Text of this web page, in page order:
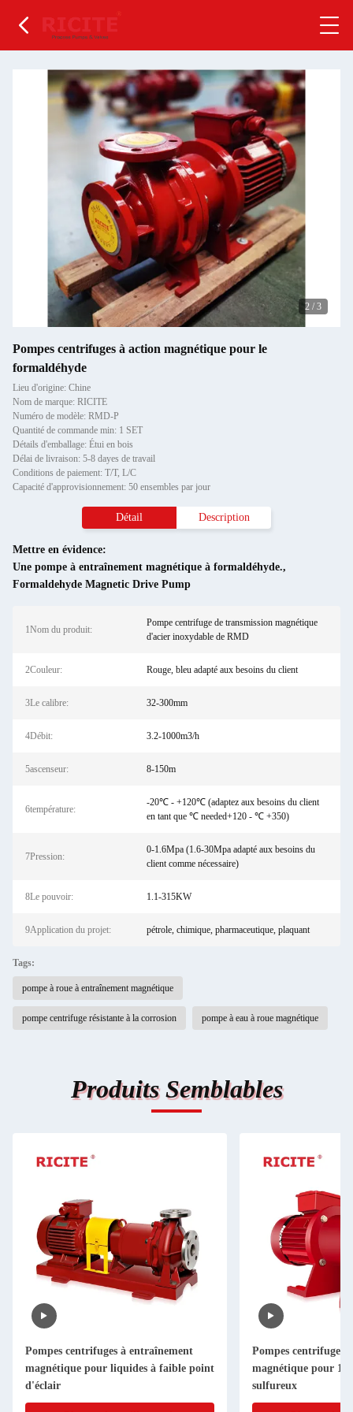
2 / 3
Pompes centrifuges à action magnétique pour le
formaldéhyde
Lieu d'origine: Chine
Nom de marque: RICITE
Numéro de modèle: RMD-P
Quantité de commande min: 1 SET
Détails d'emballage: Étui en bois
Délai de livraison: 5-8 dayes de travail
Conditions de paiement: T/T, L/C
Capacité d'approvisionnement: 50 ensembles par jour
Détail Description
Mettre en évidence:
Une pompe à entraînement magnétique à formaldéhyde.,
Formaldehyde Magnetic Drive Pump
1Nom du produit:
Pompe centrifuge de transmission magnétique
d'acier inoxydable de RMD
2Couleur: Rouge, bleu adapté aux besoins du client
3Le calibre: 32-300mm
4Débit: 3.2-1000m3/h
5ascenseur: 8-150m
6température:
-20℃ - +120℃ (adaptez aux besoins du client
en tant que ℃ needed+120 - ℃ +350)
7Pression:
0-1.6Mpa (1.6-30Mpa adapté aux besoins du
client comme nécessaire)
8Le pouvoir: 1.1-315KW
9Application du projet: pétrole, chimique, pharmaceutique, plaquant
Tags:
pompe à roue à entraînement magnétique
pompe centrifuge résistante à la corrosion pompe à eau à roue magnétique
Produits Semblables
Pompes centrifuges à entraînement
magnétique pour liquides à faible point
d'éclair
Pompes centrifuges
magnétique pour
sulfureux